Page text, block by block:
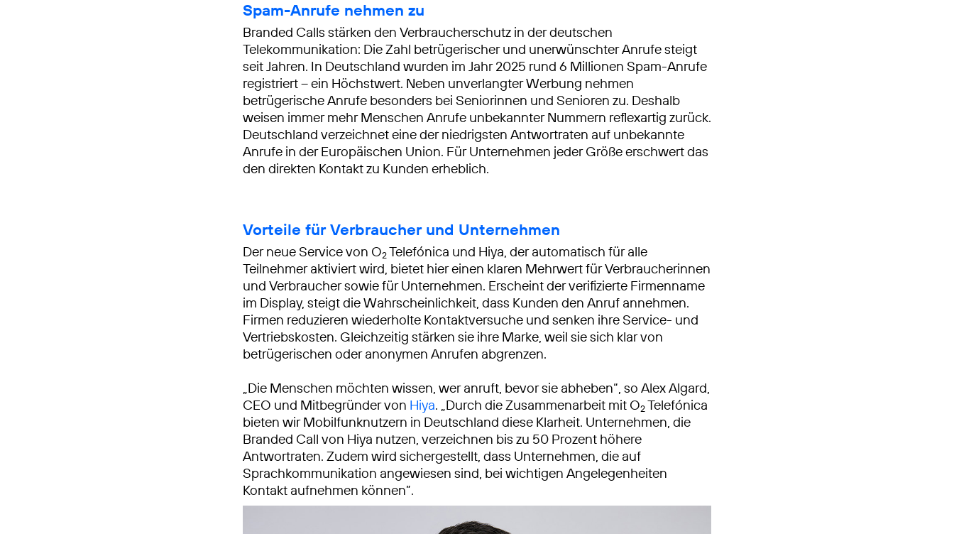
Spam-Anrufe nehmen zu
Branded Calls stärken den Verbraucherschutz in der deutschen
Telekommunikation: Die Zahl betrügerischer und unerwünschter Anrufe steigt
seit Jahren. In Deutschland wurden im Jahr 2025 rund 6 Millionen Spam-Anrufe
registriert – ein Höchstwert. Neben unverlangter Werbung nehmen
betrügerische Anrufe besonders bei Seniorinnen und Senioren zu. Deshalb
weisen immer mehr Menschen Anrufe unbekannter Nummern reflexartig zurück.
Deutschland verzeichnet eine der niedrigsten Antwortraten auf unbekannte
Anrufe in der Europäischen Union. Für Unternehmen jeder Größe erschwert das
den direkten Kontakt zu Kunden erheblich.
Vorteile für Verbraucher und Unternehmen
Der neue Service von O2Telefónica und Hiya, der automatisch für alle
Teilnehmer aktiviert wird, bietet hier einen klaren Mehrwert für Verbraucherinnen
und Verbraucher sowie für Unternehmen. Erscheint der verifizierte Firmenname
im Display, steigt die Wahrscheinlichkeit, dass Kunden den Anruf annehmen.
Firmen reduzieren wiederholte Kontaktversuche und senken ihre Service- und
Vertriebskosten. Gleichzeitig stärken sie ihre Marke, weil sie sich klar von
betrügerischen oder anonymen Anrufen abgrenzen.
„Die Menschen möchten wissen, wer anruft, bevor sie abheben“, so Alex Algard,
CEO und Mitbegründer von Hiya. „Durch die Zusammenarbeit mit O2Telefónica
bieten wir Mobilfunknutzern in Deutschland diese Klarheit. Unternehmen, die
Branded Call von Hiya nutzen, verzeichnen bis zu 50 Prozent höhere
Antwortraten. Zudem wird sichergestellt, dass Unternehmen, die auf
Sprachkommunikation angewiesen sind, bei wichtigen Angelegenheiten
Kontakt aufnehmen können”.